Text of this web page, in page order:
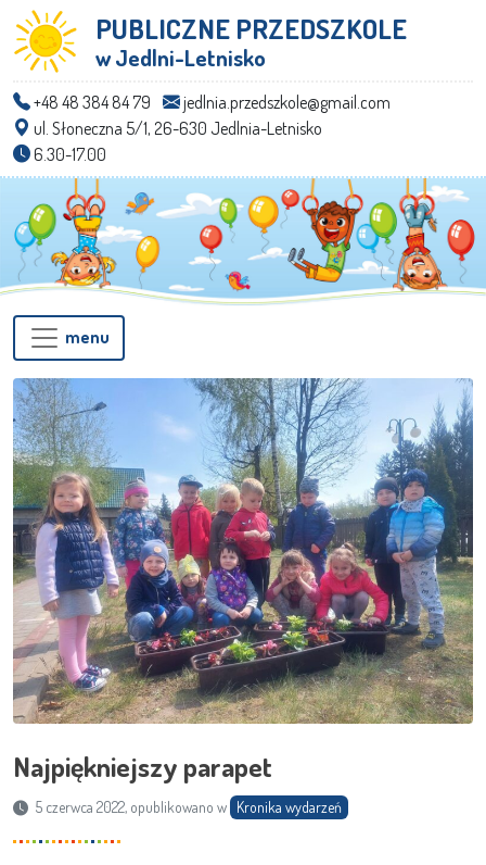
PUBLICZNE PRZEDSZKOLE
w Jedlni-Letnisko
+48 48 384 84 79
jedlnia.przedszkole@gmail.com
ul. Słoneczna 5/1, 26-630 Jedlnia-Letnisko
6.30-17.00
menu
Najpiękniejszy parapet
5 czerwca 2022, opublikowano w Kronika wydarzeń